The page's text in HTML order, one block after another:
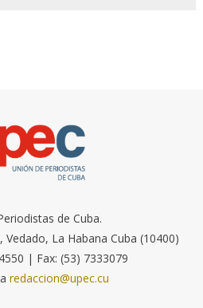
de Cuba.
La Habana Cuba (10400)
| Fax: (53) 7333079
redaccion@upec.cu